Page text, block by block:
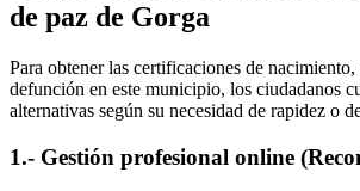
de paz de Gorga
Para obtener las certificaciones de
defunción en este municipio, los ciudadanos
alternativas según su necesidad de rapidez o
1.- Gestión profesional online